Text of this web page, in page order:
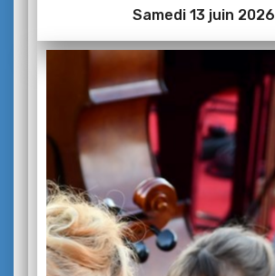
Samedi 13 juin 2026